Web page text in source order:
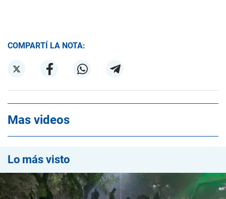
COMPARTÍ LA NOTA:
Mas videos
Lo más visto